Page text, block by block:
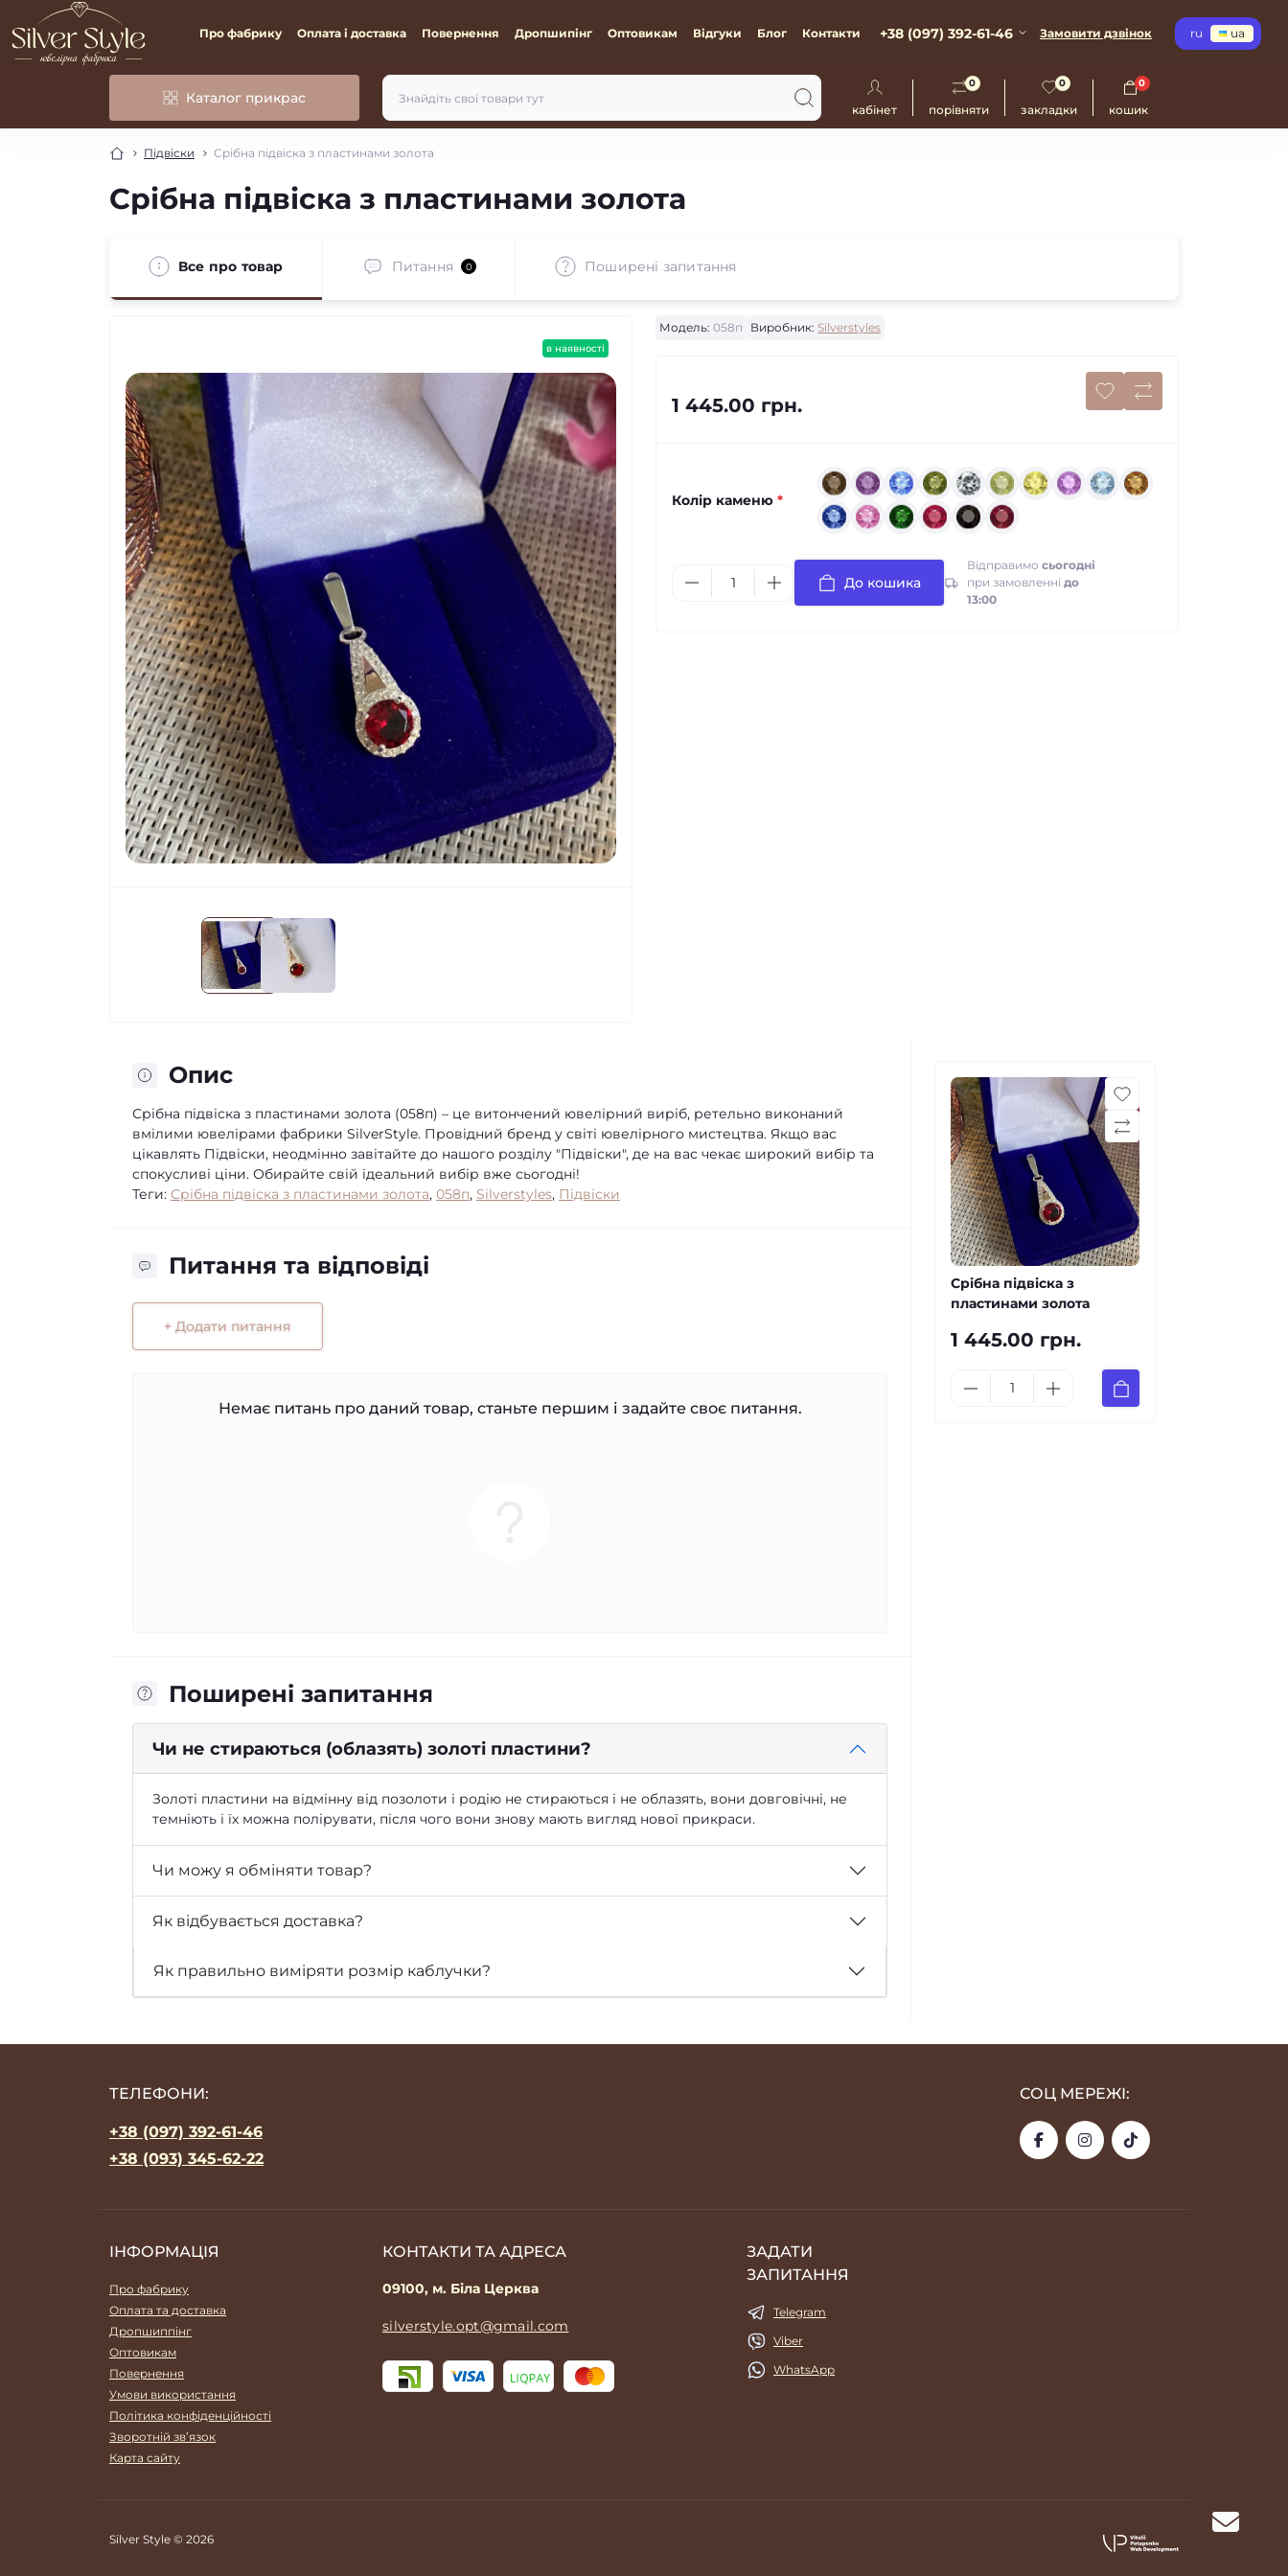
Про фабрику Оплата і доставка Повернення Дропшипінг Оптовикам Відгуки Блог Контакти +38 (097) 392-61-46 Замовити дзвінок ru ua
Каталог прикрас
кабінет порівняти
0
закладки
0
кошик
0
Підвіски Срібна підвіска з пластинами золота
Срібна підвіска з пластинами золота
Все про товар Питання 0 Поширені запитання
в наявності
Модель: 058п Виробник: Silverstyles
1 445.00 грн.
Колір каменю *
До кошика
Відправимо сьогодні
при замовленні до
13:00
Опис
Срібна підвіска з пластинами золота (058п) – це витончений ювелірний виріб, ретельно виконаний
вмілими ювелірами фабрики SilverStyle. Провідний бренд у світі ювелірного мистецтва. Якщо вас
цікавлять Підвіски, неодмінно завітайте до нашого розділу "Підвіски", де на вас чекає широкий вибір та
спокусливі ціни. Обирайте свій ідеальний вибір вже сьогодні!
Теги: Срібна підвіска з пластинами золота, 058п, Silverstyles, Підвіски
Питання та відповіді
+ Додати питання
Немає питань про даний товар, станьте першим і задайте своє питання.
Поширені запитання
Чи не стираються (облазять) золоті пластини?
Золоті пластини на відмінну від позолоти і родію не стираються і не облазять, вони довговічні, не
темніють і їх можна полірувати, після чого вони знову мають вигляд нової прикраси.
Чи можу я обміняти товар?
Як відбувається доставка?
Як правильно виміряти розмір каблучки?
Срібна підвіска з
пластинами золота
1 445.00 грн.
ТЕЛЕФОНИ:
+38 (097) 392-61-46
+38 (093) 345-62-22
СОЦ МЕРЕЖІ:
ІНФОРМАЦІЯ
Про фабрику
Оплата та доставка
Дропшиппінг
Оптовикам
Повернення
Умови використання
Політика конфіденційності
Зворотній зв’язок
Карта сайту
КОНТАКТИ ТА АДРЕСА
09100, м. Біла Церква
silverstyle.opt@gmail.com
ЗАДАТИ
ЗАПИТАННЯ
Telegram
Viber
WhatsApp
Silver Style © 2026